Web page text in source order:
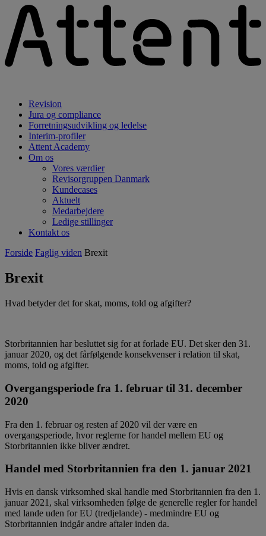
Revision
Jura og compliance
Forretningsudvikling og ledelse
Interim-profiler
Attent Academy
Om os
Vores værdier
Revisorgruppen Danmark
Kundecases
Aktuelt
Medarbejdere
Ledige stillinger
Kontakt os
Forside Faglig viden Brexit
Brexit
Hvad betyder det for skat, moms, told og afgifter?
Storbritannien har besluttet sig for at forlade EU. Det sker den 31.
januar 2020, og det fårfølgende konsekvenser i relation til skat,
moms, told og afgifter.
Overgangsperiode fra 1. februar til 31. december
2020
Fra den 1. februar og resten af 2020 vil der være en
overgangsperiode, hvor reglerne for handel mellem EU og
Storbritannien ikke bliver ændret.
Handel med Storbritannien fra den 1. januar 2021
Hvis en dansk virksomhed skal handle med Storbritannien fra den 1.
januar 2021, skal virksomheden følge de generelle regler for handel
med lande uden for EU (tredjelande) - medmindre EU og
Storbritannien indgår andre aftaler inden da.